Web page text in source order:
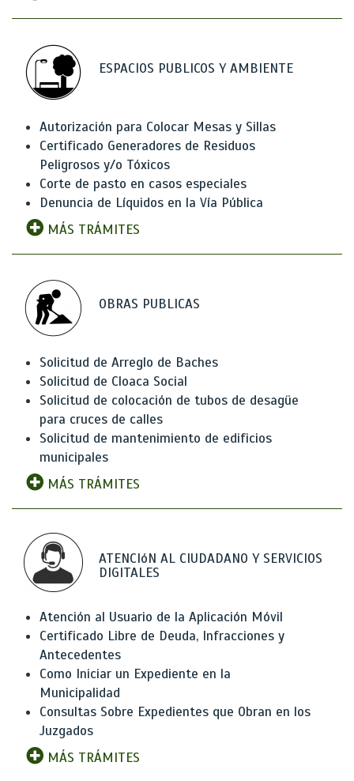
ESPACIOS PUBLICOS Y AMBIENTE
Autorización para Colocar Mesas y Sillas
Certificado Generadores de Residuos
Peligrosos y/o Tóxicos
Corte de pasto en casos especiales
Denuncia de Líquidos en la Vía Pública
MÁS TRÁMITES
OBRAS PUBLICAS
Solicitud de Arreglo de Baches
Solicitud de Cloaca Social
Solicitud de colocación de tubos de desagüe
para cruces de calles
Solicitud de mantenimiento de edificios
municipales
MÁS TRÁMITES
ATENCIóN AL CIUDADANO Y SERVICIOS
DIGITALES
Atención al Usuario de la Aplicación Móvil
Certificado Libre de Deuda, Infracciones y
Antecedentes
Como Iniciar un Expediente en la
Municipalidad
Consultas Sobre Expedientes que Obran en los
Juzgados
MÁS TRÁMITES